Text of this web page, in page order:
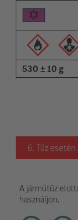
530 ± 10 g
6. Tűz esetén
A járműtűz
használjon.